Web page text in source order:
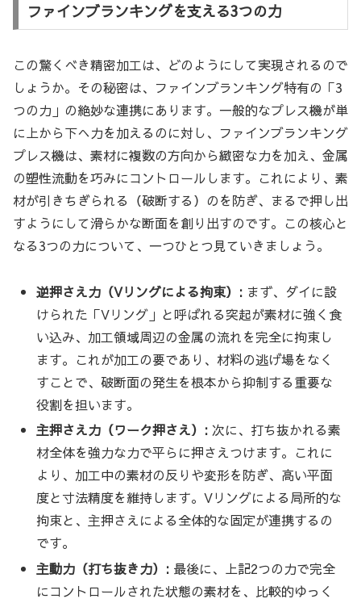
ファインブランキングを支える3つの力
この驚くべき精密加工は、どのようにして実現されるので
しょうか。その秘密は、ファインブランキング特有の「3
つの力」の絶妙な連携にあります。一般的なプレス機が単
に上から下へ力を加えるのに対し、ファインブランキング
プレス機は、素材に複数の方向から緻密な力を加え、金属
の塑性流動を巧みにコントロールします。これにより、素
材が引きちぎられる（破断する）のを防ぎ、まるで押し出
すようにして滑らかな断面を創り出すのです。この核心と
なる3つの力について、一つひとつ見ていきましょう。
逆押さえ力（Vリングによる拘束）: まず、ダイに設
けられた「Vリング」と呼ばれる突起が素材に強く食
い込み、加工領域周辺の金属の流れを完全に拘束し
ます。これが加工の要であり、材料の逃げ場をなく
すことで、破断面の発生を根本から抑制する重要な
役割を担います。
主押さえ力（ワーク押さえ）: 次に、打ち抜かれる素
材全体を強力な力で平らに押さえつけます。これに
より、加工中の素材の反りや変形を防ぎ、高い平面
度と寸法精度を維持します。Vリングによる局所的な
拘束と、主押さえによる全体的な固定が連携するの
です。
主動力（打ち抜き力）: 最後に、上記2つの力で完全
にコントロールされた状態の素材を、比較的ゆっく